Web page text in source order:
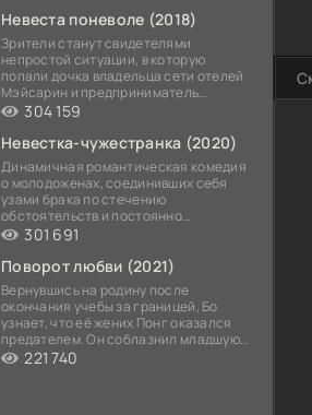
Невеста поневоле (2018)
Зрители станут свидетелями
непростой ситуации, в которую
попали дочка владельца сети отелей
Мэйсарин и предприниматель
Кетдэн. Обоих главных героев
304 159
Невестка-чужестранка (2020)
Динамичная романтическая комедия
о молодоженах, соединивших себя
узами брака по стечению
обстоятельств и постоянно
попадающих в курьезные ситуации...
301 691
Поворот любви (2021)
Вернувшись на родину после
окончания учебы за границей, Бо
узнает, что её жених Понг оказался
предателем. Он соблазнил младшую
сестру хозяина
221 740